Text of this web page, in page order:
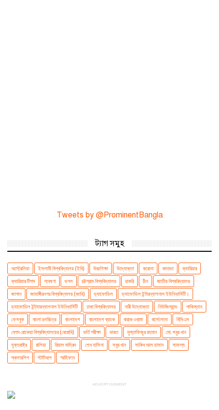
Tweets by @ProminentBangla
ট্যাগ সমুহ
অস্ট্রেলিয়া ইসলামী বিশ্ববিদ্যালয় (ইবি) উচ্চশিক্ষা উদ্যোক্তা করোনা কানাডা
ক্যারিয়ার
ক্যারিয়ার টিপস
গবেষণা গুগল চট্টগ্রাম বিশ্ববিদ্যালয় চাকরি চীন
জাতীয় বিশ্ববিদ্যালয়
জাপান
জাহাঙ্গীরনগর বিশ্ববিদ্যালয় (জাবি) ড্যাফোডিল
ড্যাফোডিল ইন্টারন্যাশনাল ইউনিভার্সিটি।
ড্যাফোডিল ইন্ট্যারন্যাশনাল ইউনিভার্সিটি
ঢাকা বিশ্ববিদ্যালয় নারী উদ্যোক্তা নিউজিল্যান্ড
পাকিস্তান
ফেসবুক
বাংলা চলচ্চিত্র বাংলাদেশ বাংলাদেশ ব্যাংক বারাক ওবামা বার্সেলোনা
বিসিএস
বেগম রোকেয়া বিশ্ববিদ্যালয়ের (বেরোবি)
ভর্তি পরীক্ষা ভারত মুস্তাফিজুর রহমান
মো. সবুর খান
যুক্তরাষ্ট্র
রাশিয়া রিয়াল মাদ্রিদ শেখ হাসিনা সবুর খান সাকিব আল হাসান
সাফল্য
স্কলারশিপ
স্টার্টআপ স্মার্টফোন
ADVERTISEMENT